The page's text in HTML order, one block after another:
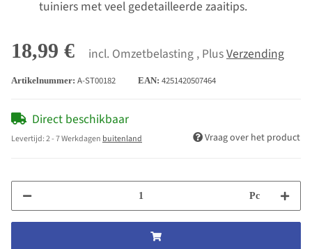
tuiniers met veel gedetailleerde zaaitips.
18,99 € incl. Omzetbelasting , PlusVerzending
Artikelnummer: A-ST00182 EAN: 4251420507464
Direct beschikbaar
Levertijd:2 - 7 Werkdagen buitenland Vraag over het product
Pc